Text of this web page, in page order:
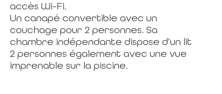
accès Wi-Fi.
Un canapé convertible avec un
couchage pour 2 personnes. Sa
chambre indépendante dispose d’un lit
2 personnes également avec une vue
imprenable sur la piscine.